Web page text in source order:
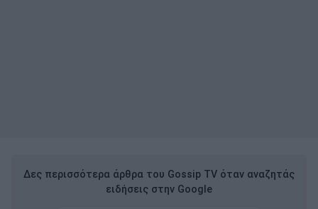
Δες περισσότερα άρθρα του Gossip TV όταν αναζητάς
ειδήσεις στην Google